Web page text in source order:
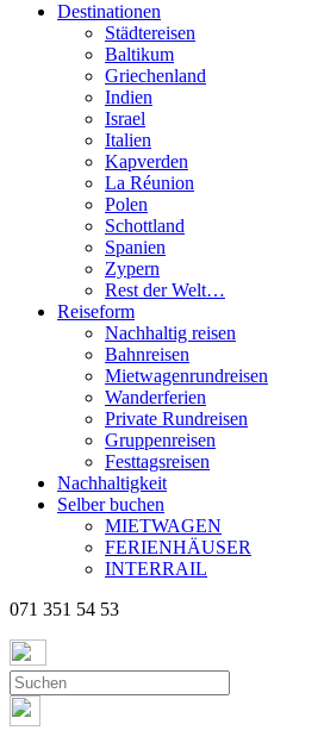
Destinationen
Städtereisen
Baltikum
Griechenland
Indien
Israel
Italien
Kapverden
La Réunion
Polen
Schottland
Spanien
Zypern
Rest der Welt…
Reiseform
Nachhaltig reisen
Bahnreisen
Mietwagenrundreisen
Wanderferien
Private Rundreisen
Gruppenreisen
Festtagsreisen
Nachhaltigkeit
Selber buchen
MIETWAGEN
FERIENHÄUSER
INTERRAIL
071 351 54 53